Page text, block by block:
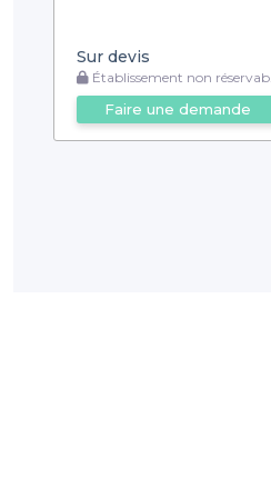
Sur devis
Établissement non réservable
Faire une demande